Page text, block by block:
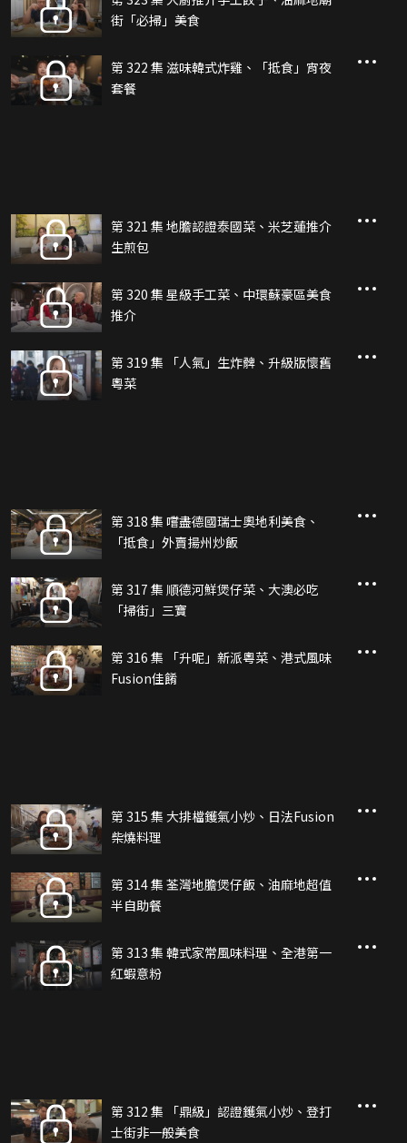
街「必掃」美食
第 322 集 滋味韓式炸雞、「抵食」宵夜
套餐
第 321 集 地膽認證泰國菜、米芝蓮推介
生煎包
第 320 集 星級手工菜、中環蘇豪區美食
推介
第 319 集 「人氣」生炸髀、升級版懷舊
粵菜
第 318 集 嚐盡德國瑞士奧地利美食、
「抵食」外賣揚州炒飯
第 317 集 順德河鮮煲仔菜、大澳必吃
「掃街」三寶
第 316 集 「升呢」新派粵菜、港式風味
Fusion佳餚
第 315 集 大排檔鑊氣小炒、日法Fusion
柴燒料理
第 314 集 荃灣地膽煲仔飯、油麻地超值
半自助餐
第 313 集 韓式家常風味料理、全港第一
紅蝦意粉
第 312 集 「鼎級」認證鑊氣小炒、登打
士街非一般美食